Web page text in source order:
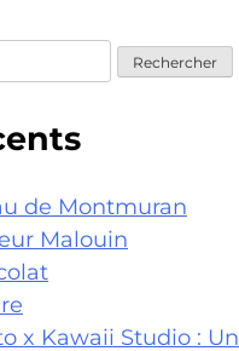
de Montmuran
Malouin
x Kawaii Studio : Un